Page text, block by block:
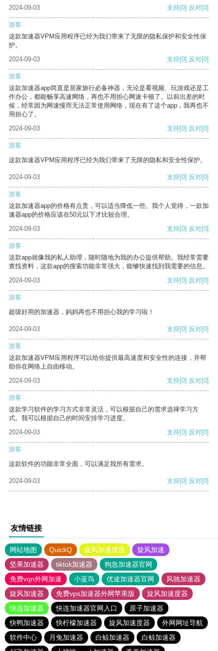
2024-09-03 支持[0] 反对[0]
游客
这款加速器VPM应用程序已经为我们带来了无限的隐私保护和安全性保
护。
2024-09-03
支持[0] 反对[0]
游客
这款加速器app简直是居家旅行必备神器，无论是看视频、玩游戏还是工
作办公，都能畅享高速网络，再也不用担心网速卡顿了。以前出差的时
候，经常因为网速慢而无法正常使用网络，现在有了这个app，我再也不
用担心了。
2024-09-03
支持[0] 反对[0]
游客
这款加速器VPM应用程序已经为我们带来了无限的隐私和安全性保护。
2024-09-03 支持[0] 反对[0]
游客
这款加速器app的价格有点贵，可以适当降低一些。我个人觉得，一款加
速器app的价格应该在50元以下才比较合理。
2024-09-03
支持[0] 反对[0]
游客
这款app就像我的私人助理，随时随地为我的办公提供帮助。我经常需要
查找资料，这款app的搜索功能非常强大，能够快速找到我需要的信息。
2024-09-03
支持[0] 反对[0]
游客
超级好用的加速器，妈妈再也不用担心我的学习啦！
2024-09-03 支持[0] 反对[0]
游客
这款加速器VPM应用程序可以给你提供最高速度和安全性的连接，并帮
助你在网络上自由移动。
2024-09-03
支持[0] 反对[0]
游客
这款学习软件的学习方式非常灵活，可以根据自己的需求选择学习方
式。我可以根据自己的时间安排学习进度。
2024-09-03
支持[0] 反对[0]
游客
这款软件的功能非常全面，可以满足我所有需求。
2024-09-03 支持[0] 反对[0]
友情链接
网站地图 QuickQ 旋风加速度器
旋风加速
坚果加速器
tiktok加速器
狗急加速器官网
免费vqn外网加速
小蓝鸟 优途加速器官网
风驰加速器
旋风加速器
免费vps加速器外网苹果版
旋风加速度器
快连加速器
快连加速器官网入口
原子加速器
快鸭加速器
快柠檬加速器 旋风加速度器
外网网址导航
软件中心
月兔加速器 白鲸加速器
白鲸加速器